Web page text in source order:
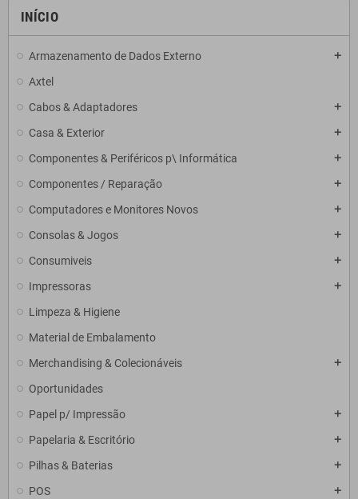
INÍCIO
Armazenamento de Dados Externo add
Axtel
Cabos & Adaptadores
add
Casa & Exterior add
Componentes & Periféricos p\ Informática add
Componentes / Reparação add
Computadores e Monitores Novos add
Consolas & Jogos add
Consumiveis add
Impressoras add
Limpeza & Higiene
Material de Embalamento
Merchandising & Colecionáveis
add
Oportunidades
Papel p/ Impressão
add
Papelaria & Escritório add
Pilhas & Baterias add
POS add